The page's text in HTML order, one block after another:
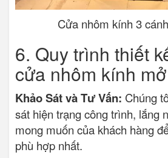
Cửa nhôm kính 3
6. Quy trình thiết
cửa nhôm kính
Khảo Sát và Tư Vấn: Chúng
sát hiện trạng công trình, lắng
mong muốn của khách hàng
phù hợp nhất.